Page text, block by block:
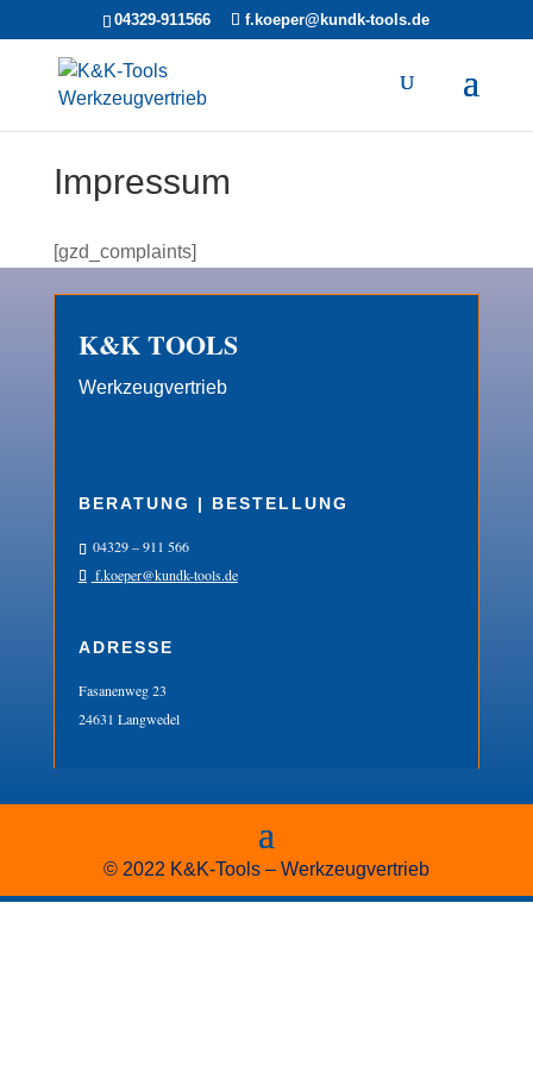
04329-911566 f.koeper@kundk-tools.de
Impressum
[gzd_complaints]
K&K TOOLS
Werkzeugvertrieb
BERATUNG | BESTELLUNG
04329 – 911 566
f.koeper@kundk-tools.de
ADRESSE
Fasanenweg 23
24631 Langwedel
© 2022 K&K-Tools – Werkzeugvertrieb